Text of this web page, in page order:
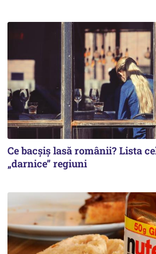
Ce bacșiș lasă românii? Lista
„darnice” regiuni